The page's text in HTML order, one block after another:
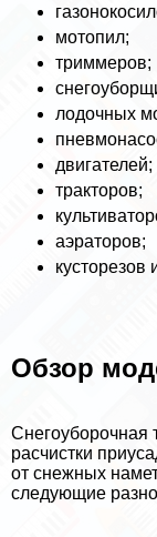
мотопил;
триммеров;
лодочных
двигателей;
тpaкторов;
аэраторов;
кусторезов
Обзор
Снегоуборочная
расчистки
от снежных
следующие